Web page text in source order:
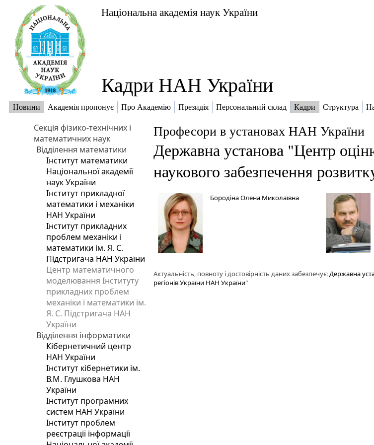
Національна академія наук України
Кадри НАН України
Новини Академія пропонує Про Академію Президія Персональний склад Кадри Структура
Секція фізико-технічних і
математичних наук
Відділення математики
Інститут математики
Національної академії
наук України
Інститут прикладної
математики і механіки
НАН України
Інститут прикладних
проблем механіки і
математики ім. Я. С.
Підстригача НАН України
Центр математичного
моделювання Інституту
прикладних проблем
механіки і математики ім.
Я. С. Підстригача НАН
України
Відділення інформатики
Кібернетичний центр
НАН України
Інститут кібернетики ім.
В.М. Глушкова НАН
України
Інститут програмних
систем НАН України
Інститут проблем
реєстрації інформації
Професори в установах НАН України
Державна установа "Центр
наукового забезпечення
Бородіна Олена Миколаївна
Актуальність, повноту і достовірність даних забезпечує:Державна
регіонів України НАН України"